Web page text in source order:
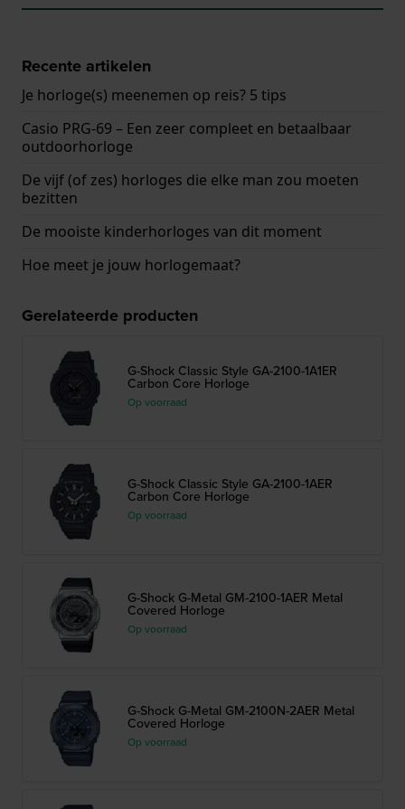
Recente artikelen
Je horloge(s) meenemen op reis? 5 tips
Casio PRG-69 – Een zeer compleet en betaalbaar
outdoorhorloge
De vijf (of zes) horloges die elke man zou moeten
bezitten
De mooiste kinderhorloges van dit moment
Hoe meet je jouw horlogemaat?
Gerelateerde producten
G-Shock Classic Style GA-2100-1A1ER
Carbon Core Horloge
Op voorraad
G-Shock Classic Style GA-2100-1AER
Carbon Core Horloge
Op voorraad
G-Shock G-Metal GM-2100-1AER Metal
Covered Horloge
Op voorraad
G-Shock G-Metal GM-2100N-2AER Metal
Covered Horloge
Op voorraad